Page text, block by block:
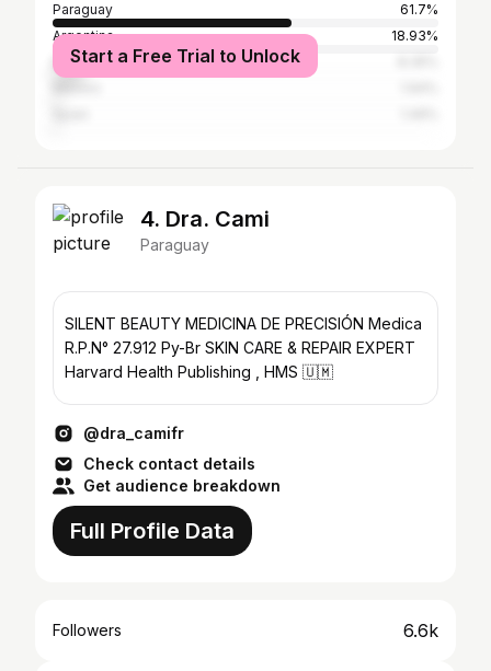
Paraguay
61.7%
Argentina
18.93%
Brazil
Start a Free Trial to Unlock
4. Dra. Cami
Paraguay
SILENT BEAUTY MEDICINA DE PRECISIÓN Medica
R.P.N° 27.912 Py-Br SKIN CARE & REPAIR EXPERT
Harvard Health Publishing , HMS 🇺🇲
@dra_camifr
Check contact details
Get audience breakdown
Full Profile Data
Followers 6.6k